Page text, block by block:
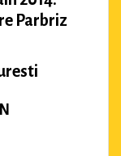
Parbriz